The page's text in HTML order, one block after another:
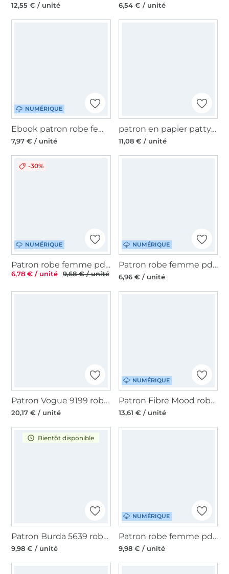
12,55 € / unité 6,54 € / unité
NUMÉRIQUE
Ebook patron robe femme Madame Hellie Studio Schnittreif, en français
7,97 € / unité
patron en papier pattydoo Jane tunique et robe, en allemand
11,08 € / unité
NUMÉRIQUE
-30%
Patron robe femme pdf Felicita Hanna Louise, en allemand
6,78 € / unité 9,68 € / unité
NUMÉRIQUE
Patron robe femme pdf Valentina Fadenkäfer, en français
6,96 € / unité
Patron Vogue 9199 robe, en français
20,17 € / unité
NUMÉRIQUE
Patron Fibre Mood robe femme pdf Jax, en français
13,61 € / unité
Bientôt disponible
Patron Burda 5639 robe et blouse femme, en français
9,98 € / unité
NUMÉRIQUE
Patron robe femme pdf Iris Sew4Me, en allemand
9,98 € / unité